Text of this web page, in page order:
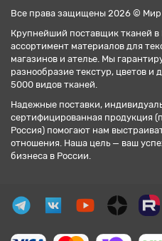
Все права защищены 2026 © Мир
Крупнейший поставщик тканей
ассортимент материалов для
магазинов и ателье. Мы
разнообразие текстур, цветов и
5000 видов тканей.
Надежные поставки,
сертифицированная продукция
Россия) помогают нам
отношения. Наша цель — ваш
бизнеса в России.